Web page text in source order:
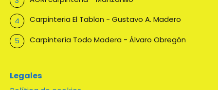
Carpinteria El Tablon - Gustavo A. Madero
Carpintería Todo Madera - Álvaro Obregón
Legales